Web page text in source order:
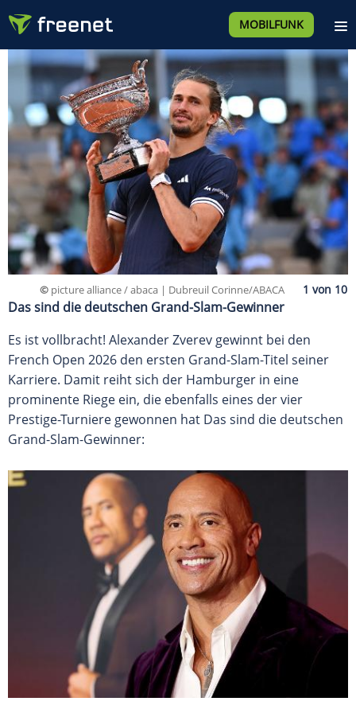
MOBILFUNK
© picture alliance / abaca | Dubreuil Corinne/ABACA
Das sind die deutschen Grand-Slam-Gewinner
Es ist vollbracht! Alexander Zverev gewinnt bei den
French Open 2026 den ersten Grand-Slam-Titel seiner
Karriere. Damit reiht sich der Hamburger in eine
prominente Riege ein, die ebenfalls eines der vier
Prestige-Turniere gewonnen hat Das sind die deutschen
Grand-Slam-Gewinner: